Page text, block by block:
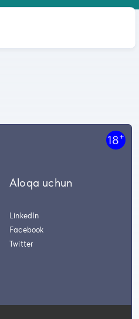
18+
Aloqa uchun
LinkedIn
Facebook
Twitter